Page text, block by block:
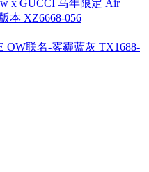
x GUCCI 马年限定 Air
本 XZ6668-056
OW联名-雾霾蓝灰 TX1688-